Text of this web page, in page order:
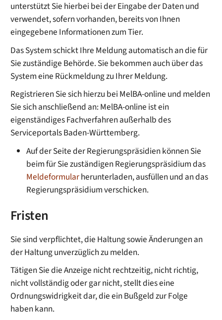
unterstützt Sie hierbei bei der Eingabe der Daten und
verwendet, sofern vorhanden, bereits von Ihnen
eingegebene Informationen zum Tier.
Das System schickt Ihre Meldung automatisch an die für
Sie zuständige Behörde. Sie bekommen auch über das
System eine Rückmeldung zu Ihrer Meldung.
Registrieren Sie sich hierzu bei MelBA-online und melden
Sie sich anschließend an: MelBA-online ist ein
eigenständiges Fachverfahren außerhalb des
Serviceportals Baden-Württemberg.
Auf der Seite der Regierungspräsidien können Sie
beim für Sie zuständigen Regierungspräsidium das
Meldeformularherunterladen, ausfüllen und an das
Regierungspräsidium verschicken.
Fristen
Sie sind verpflichtet, die Haltung sowie Änderungen an
der Haltung unverzüglich zu melden.
Tätigen Sie die Anzeige nicht rechtzeitig, nicht richtig,
nicht vollständig oder gar nicht, stellt dies eine
Ordnungswidrigkeit dar, die ein Bußgeld zur Folge
haben kann.